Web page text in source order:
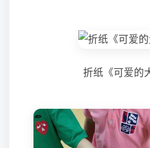
折纸《可爱的